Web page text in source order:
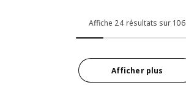
Affiche 24 résultats sur 106
Afficher plus